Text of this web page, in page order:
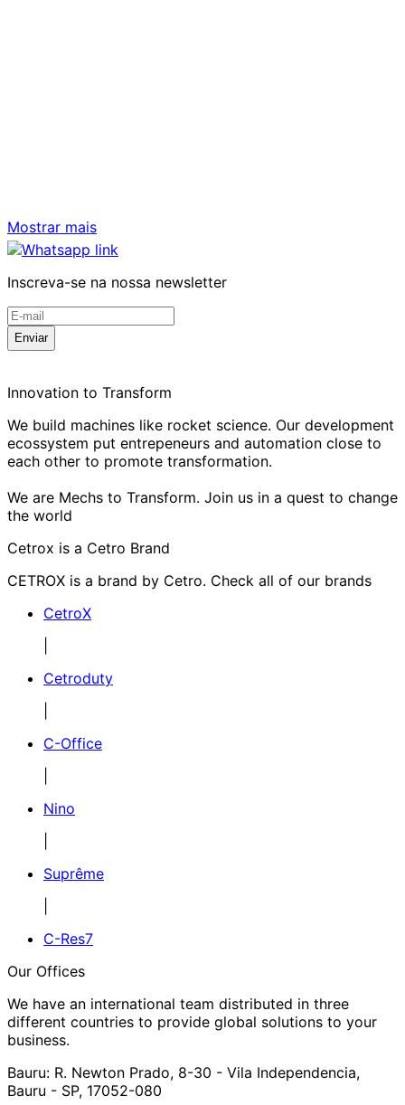
Mostrar mais
Inscreva-se na nossa newsletter
Enviar
Innovation to Transform
We build machines like rocket science. Our development
ecossystem put entrepeneurs and automation close to
each other to promote transformation.
We are Mechs to Transform. Join us in a quest to change
the world
Cetrox is a Cetro Brand
CETROX is a brand by Cetro. Check all of our brands
CetroX
Cetroduty
C-Office
Nino
Suprême
C-Res7
Our Offices
We have an international team distributed in three
different countries to provide global solutions to your
business.
Bauru: R. Newton Prado, 8-30 - Vila Independencia,
Bauru - SP, 17052-080